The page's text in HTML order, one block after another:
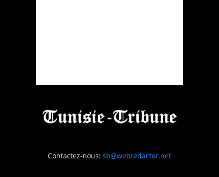
Contactez-nous: sb@webredactor.net